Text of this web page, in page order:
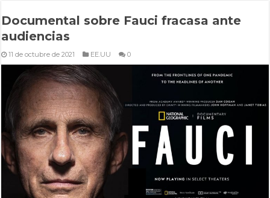
Documental sobre Fauci fracasa ante
audiencias
11 de octubre de 2021 EE.UU 0